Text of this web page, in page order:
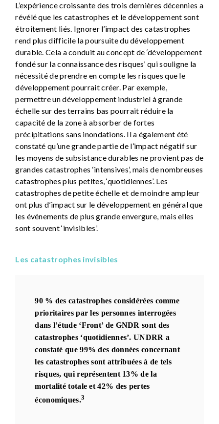
L’expérience croissante des trois dernières décennies a
révélé que les catastrophes et le développement sont
étroitement liés. Ignorer l’impact des catastrophes
rend plus difficile la poursuite du développement
durable. Cela a conduit au concept de ‘développement
fondé sur la connaissance des risques’ qui souligne la
nécessité de prendre en compte les risques que le
développement pourrait créer. Par exemple,
permettre un développement industriel à grande
échelle sur des terrains bas pourrait réduire la
capacité de la zone à absorber de fortes
précipitations sans inondations. Il a également été
constaté qu’une grande partie de l’impact négatif sur
les moyens de subsistance durables ne provient pas de
grandes catastrophes ‘intensives’, mais de nombreuses
catastrophes plus petites, ‘quotidiennes’. Les
catastrophes de petite échelle et de moindre ampleur
ont plus d’impact sur le développement en général que
les événements de plus grande envergure, mais elles
sont souvent ‘invisibles’.
Les catastrophes invisibles
90 % des catastrophes considérées comme
prioritaires par les personnes interrogées
dans l’étude ‘Front’ de GNDR sont des
catastrophes ‘quotidiennes’. UNDRR a
constaté que 99% des données concernant
les catastrophes sont attribuées à de tels
risques, qui représentent 13% de la
mortalité totale et 42% des pertes
économiques.3